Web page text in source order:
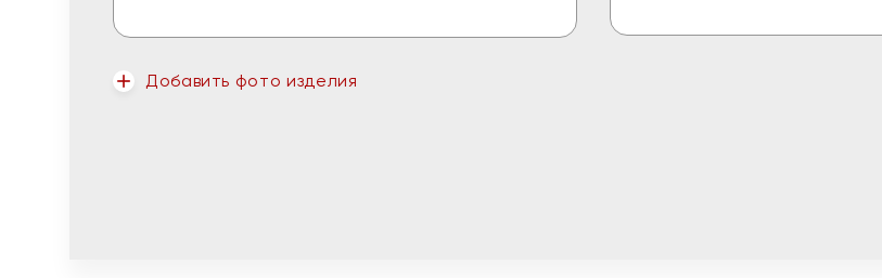
Добавить фото изделия